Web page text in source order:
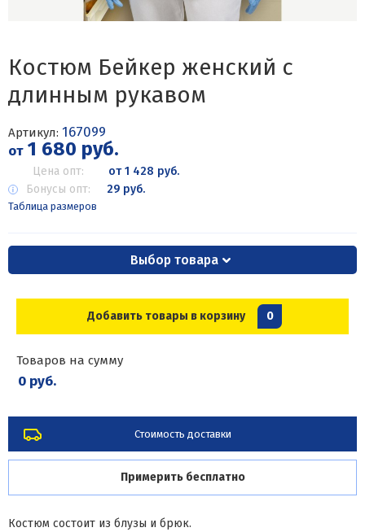
Костюм Бейкер женский с
длинным рукавом
Артикул: 167099
от1 680 руб.
Цена опт:
от 1 428 руб.
Бонусы опт:
29 руб.
Таблица размеров
Выбор товара
Добавить товары в корзину 0
Товаров на сумму
0 руб.
Стоимость доставки
Примерить бесплатно
Костюм состоит из блузы и брюк.